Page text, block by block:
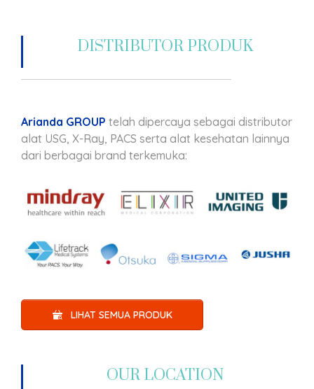
DISTRIBUTOR PRODUK
Arianda GROUP telah dipercaya sebagai distributor
alat USG, X-Ray, PACS serta alat kesehatan lainnya
dari berbagai brand terkemuka:
LIHAT SEMUA PRODUK
OUR LOCATION